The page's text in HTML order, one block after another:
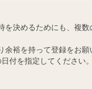
を決めるためにも、複数
裕を持って登録をお願
付を指定してください。